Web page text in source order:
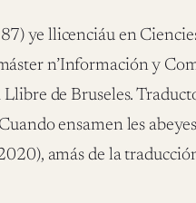
ye llicenciáu en
n’Información y
de Bruseles.
ensamen les
amás de la